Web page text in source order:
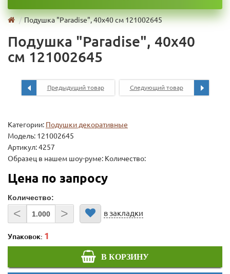
Подушка "Paradise", 40х40 см 121002645
Подушка "Paradise", 40х40
см 121002645
Предыдущий товар Следующий товар
Категории: Подушки декоративные
Модель: 121002645
Артикул: 4257
Образец в нашем шоу-руме: Количество:
Цена по запросу
Количество:
< > в закладки
Упаковок:
В КОРЗИНУ